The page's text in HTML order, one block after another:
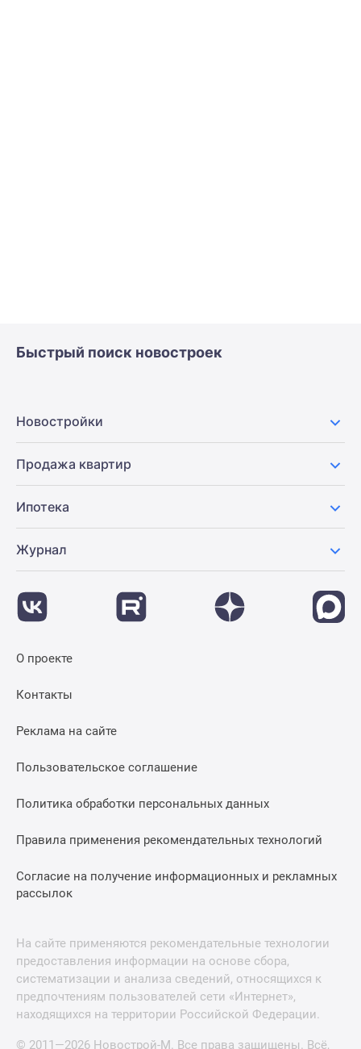
Быстрый поиск новостроек
Новостройки
Продажа квартир
Ипотека
Журнал
О проекте
Контакты
Реклама на сайте
Пользовательское соглашение
Политика обработки персональных данных
Правила применения рекомендательных технологий
Согласие на получение информационных и рекламных
рассылок
На сайте применяются рекомендательные технологии
предоставления информации на основе сбора,
систематизации и анализа сведений, относящихся к
предпочтениям пользователей сети «Интернет»,
находящихся на территории Российской Федерации.
© 2011—2026 Новострой-М. Все права защищены. Всё,